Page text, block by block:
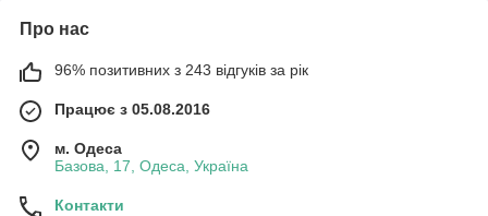
Про нас
96% позитивних з 243 відгуків за рік
Працює з 05.08.2016
м. Одеса
Базова, 17, Одеса, Україна
Контакти